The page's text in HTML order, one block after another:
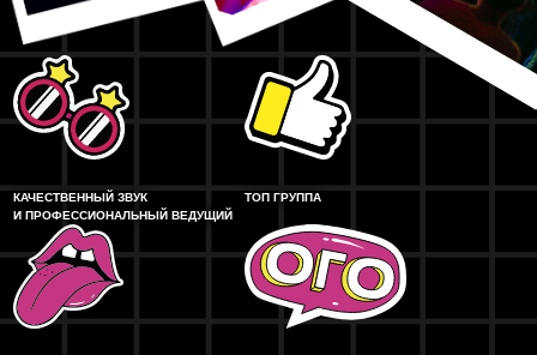
КАЧЕСТВЕННЫЙ ЗВУК
И ПРОФЕССИОНАЛЬНЫЙ ВЕДУЩИЙ
ТОП ГРУППА